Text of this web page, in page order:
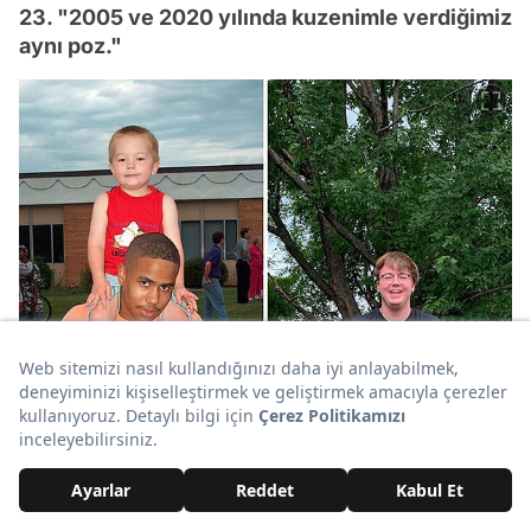
23. "2005 ve 2020 yılında kuzenimle verdiğimiz
aynı poz."
Test